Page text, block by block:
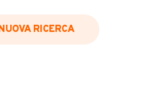
verificare la disponibilità
RICERCA